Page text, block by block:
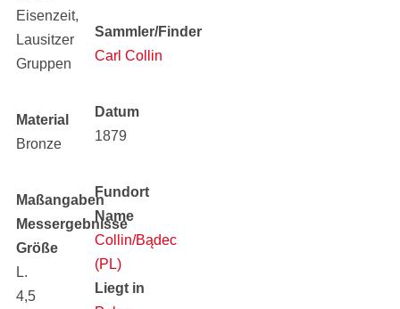
Eisenzeit,
Lausitzer
Gruppen
Material
Bronze
Maßangaben
Messergebnisse
Größe
L.
4,5
Sammler/Finder
Carl Collin
Datum
1879
Fundort
Name
Collin/Bądecz
(PL)
Liegt in